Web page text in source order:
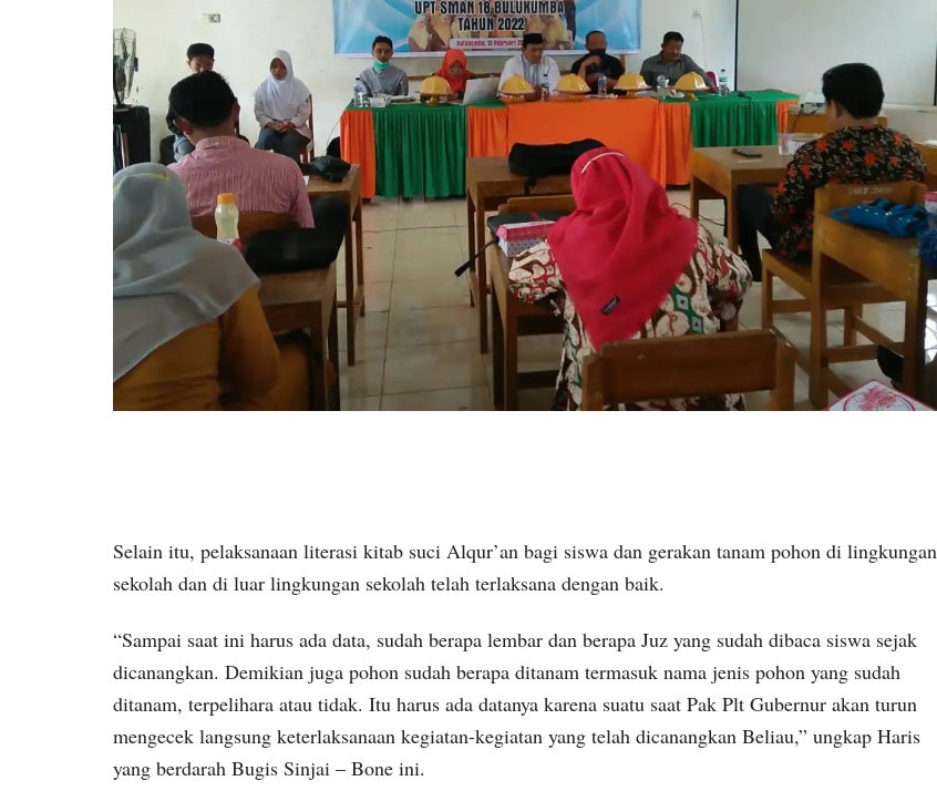
Selain itu, pelaksanaan literasi kitab suci Alqur’an bagi siswa dan gerakan tanam pohon di lingkungan
sekolah dan di luar lingkungan sekolah telah terlaksana dengan baik.
“Sampai saat ini harus ada data, sudah berapa lembar dan berapa Juz yang sudah dibaca siswa sejak
dicanangkan. Demikian juga pohon sudah berapa ditanam termasuk nama jenis pohon yang sudah
ditanam, terpelihara atau tidak. Itu harus ada datanya karena suatu saat Pak Plt Gubernur akan turun
mengecek langsung keterlaksanaan kegiatan-kegiatan yang telah dicanangkan Beliau,” ungkap Haris
yang berdarah Bugis Sinjai – Bone ini.